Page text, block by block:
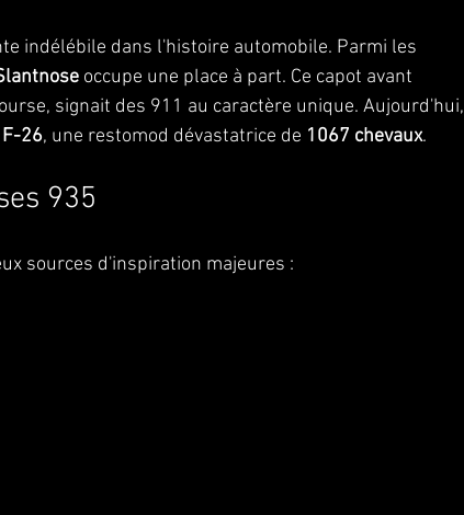
indélébile dans l'histoire automobile. Parmi les
occupe une place à part. Ce capot avant
signait des 911 au caractère unique. Aujourd'hui,
F-26, une restomod dévastatrice de 1067 chevaux.
935
sources d'inspiration majeures :